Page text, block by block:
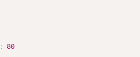
: 80